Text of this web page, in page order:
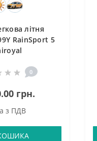
літня
RainSport 5
0
грн.
з ПДВ